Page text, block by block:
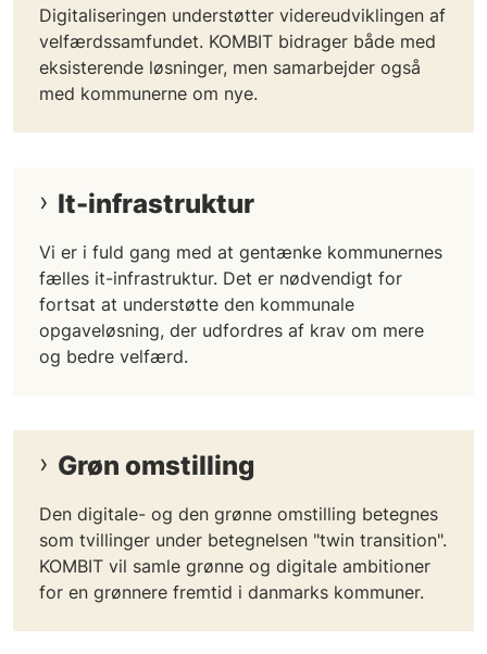
Digitaliseringen understøtter videreudviklingen af
velfærdssamfundet. KOMBIT bidrager både med
eksisterende løsninger, men samarbejder også
med kommunerne om nye.
It-infrastruktur
Vi er i fuld gang med at gentænke kommunernes
fælles it-infrastruktur. Det er nødvendigt for
fortsat at understøtte den kommunale
opgaveløsning, der udfordres af krav om mere
og bedre velfærd.
Grøn omstilling
Den digitale- og den grønne omstilling betegnes
som tvillinger under betegnelsen "twin transition".
KOMBIT vil samle grønne og digitale ambitioner
for en grønnere fremtid i danmarks kommuner.